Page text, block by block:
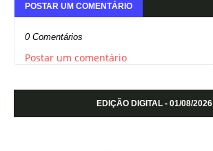
POSTAR UM COMENTÁRIO
0 Comentários
Postar um comentário
EDIÇÃO DIGITAL - 01/08/2026